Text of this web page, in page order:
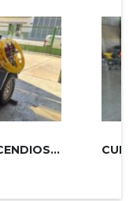
EQUIPO 1000 LITROS INCENDIOS PLUS 2...